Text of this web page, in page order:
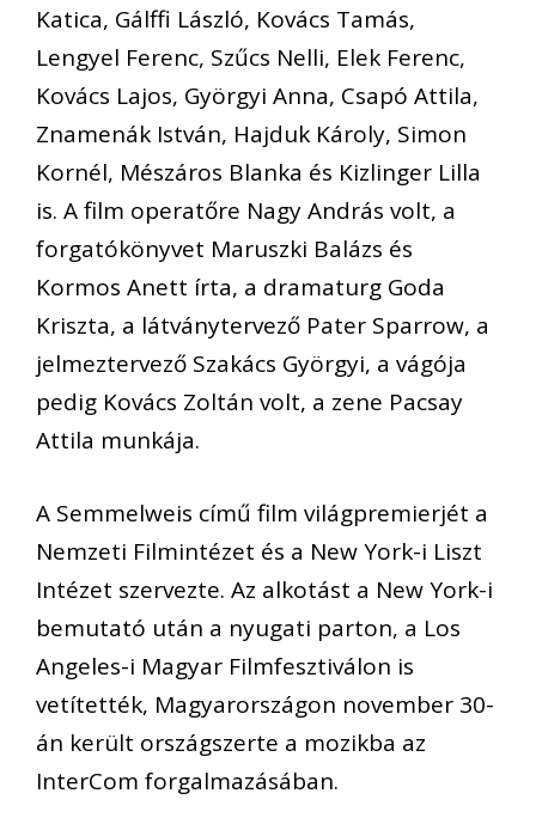
Katica, Gálffi László, Kovács Tamás,
Lengyel Ferenc, Szűcs Nelli, Elek Ferenc,
Kovács Lajos, Györgyi Anna, Csapó Attila,
Znamenák István, Hajduk Károly, Simon
Kornél, Mészáros Blanka és Kizlinger Lilla
is. A film operatőre Nagy András volt, a
forgatókönyvet Maruszki Balázs és
Kormos Anett írta, a dramaturg Goda
Kriszta, a látványtervező Pater Sparrow, a
jelmeztervező Szakács Györgyi, a vágója
pedig Kovács Zoltán volt, a zene Pacsay
Attila munkája.
A Semmelweis című film világpremierjét a
Nemzeti Filmintézet és a New York-i Liszt
Intézet szervezte. Az alkotást a New York-i
bemutató után a nyugati parton, a Los
Angeles-i Magyar Filmfesztiválon is
vetítették, Magyarországon november 30-
án került országszerte a mozikba az
InterCom forgalmazásában.